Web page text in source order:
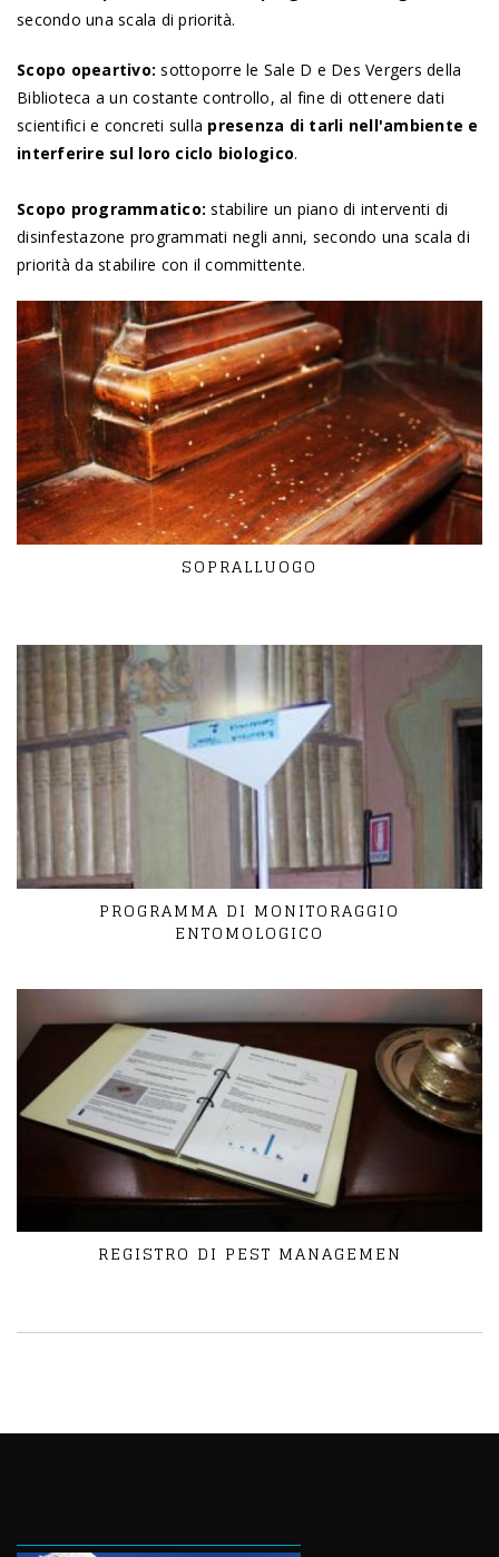
secondo una scala di priorità.
Scopo opeartivo: sottoporre le Sale D e Des Vergers della
Biblioteca a un costante controllo, al fine di ottenere dati
scientifici e concreti sulla presenza di tarli nell'ambiente e
interferire sul loro ciclo biologico.
Scopo programmatico: stabilire un piano di interventi di
disinfestazone programmati negli anni, secondo una scala di
priorità da stabilire con il committente.
SOPRALLUOGO
PROGRAMMA DI MONITORAGGIO
ENTOMOLOGICO
REGISTRO DI PEST MANAGEMEN